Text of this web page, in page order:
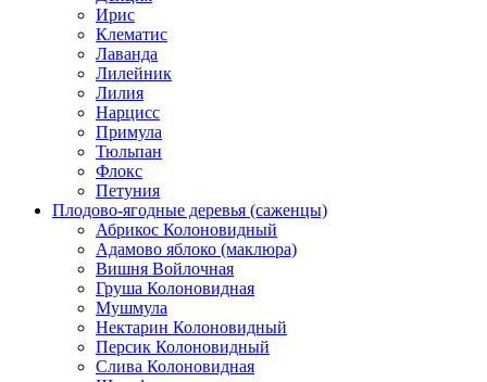
Ирис
Клематис
Лаванда
Лилейник
Лилия
Нарцисс
Примула
Тюльпан
Флокс
Петуния
Плодово-ягодные деревья (саженцы)
Абрикос Колоновидный
Адамово яблоко (маклюра)
Вишня Войлочная
Груша Колоновидная
Мушмула
Нектарин Колоновидный
Персик Колоновидный
Слива Колоновидная